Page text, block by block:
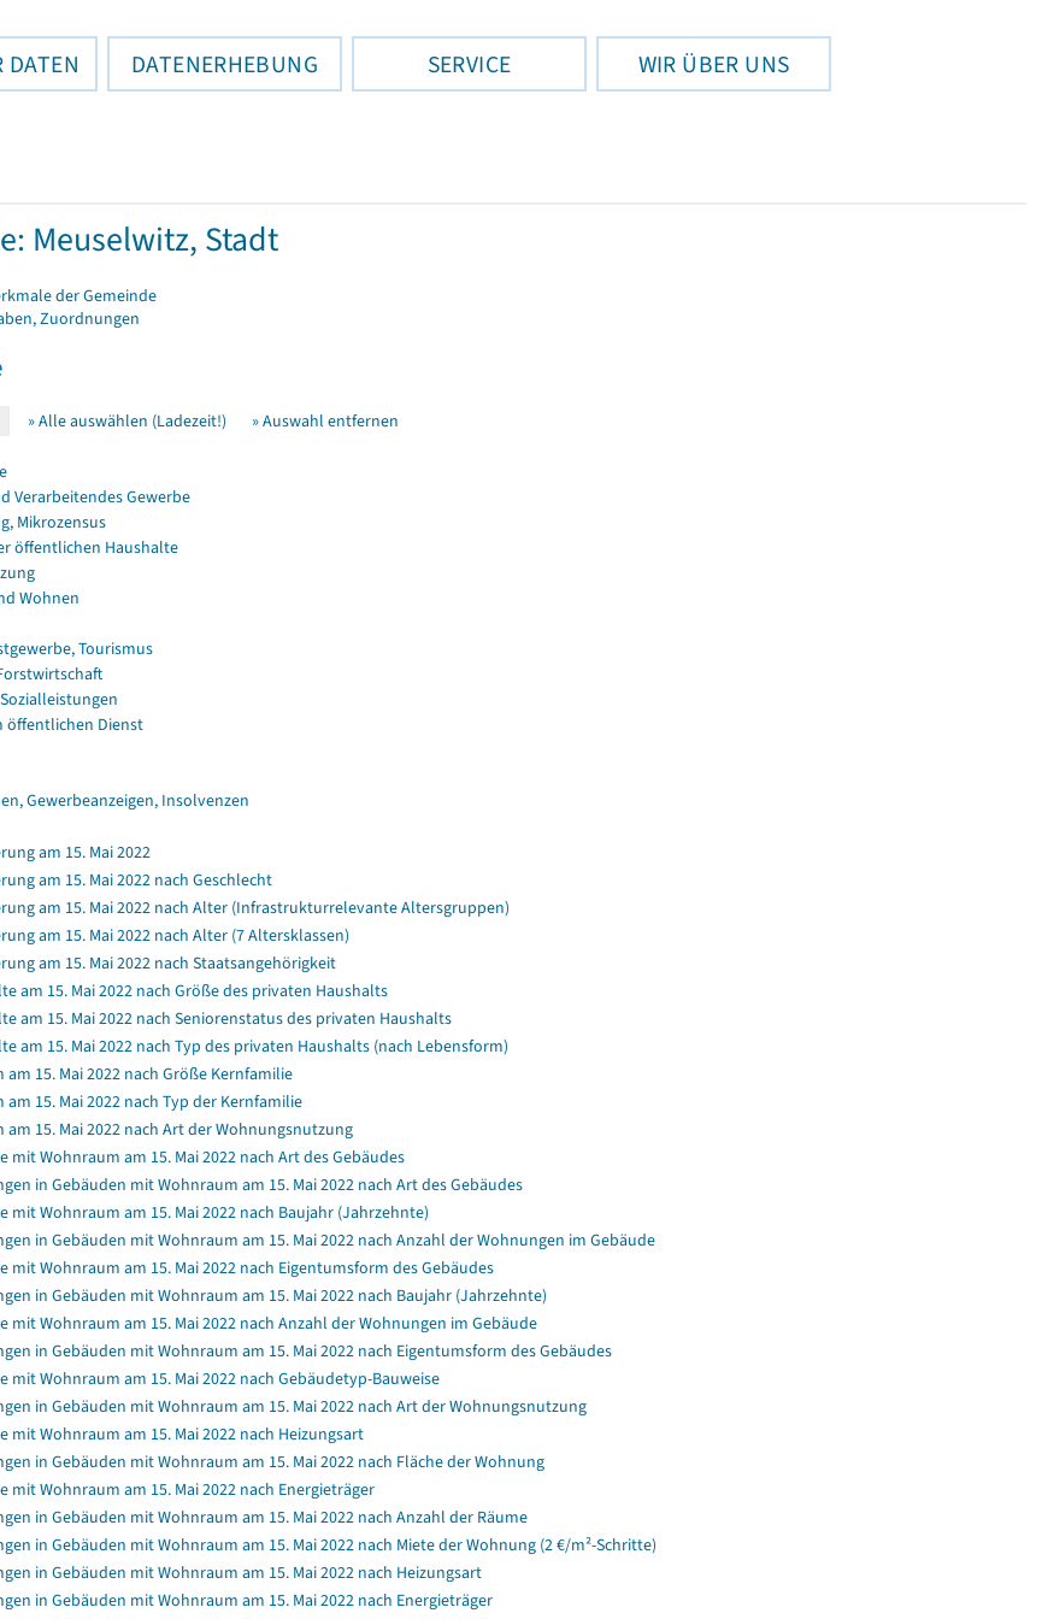
DATEN DATENERHEBUNG SERVICE WIR ÜBER UNS
Meuselwitz, Stadt
der Gemeinde
Zuordnungen
» Alle auswählen (Ladezeit!) » Auswahl entfernen
Verarbeitendes Gewerbe
Mikrozensus
öffentlichen Haushalte
Wohnen
Tourismus
öffentlichen Dienst
Gewerbeanzeigen, Insolvenzen
am 15. Mai 2022
am 15. Mai 2022 nach Geschlecht
am 15. Mai 2022 nach Alter (Infrastrukturrelevante Altersgruppen)
am 15. Mai 2022 nach Alter (7 Altersklassen)
am 15. Mai 2022 nach Staatsangehörigkeit
am 15. Mai 2022 nach Größe des privaten Haushalts
am 15. Mai 2022 nach Seniorenstatus des privaten Haushalts
am 15. Mai 2022 nach Typ des privaten Haushalts (nach Lebensform)
am 15. Mai 2022 nach Größe Kernfamilie
am 15. Mai 2022 nach Typ der Kernfamilie
am 15. Mai 2022 nach Art der Wohnungsnutzung
mit Wohnraum am 15. Mai 2022 nach Art des Gebäudes
in Gebäuden mit Wohnraum am 15. Mai 2022 nach Art des Gebäudes
mit Wohnraum am 15. Mai 2022 nach Baujahr (Jahrzehnte)
in Gebäuden mit Wohnraum am 15. Mai 2022 nach Anzahl der Wohnungen im Gebäude
mit Wohnraum am 15. Mai 2022 nach Eigentumsform des Gebäudes
in Gebäuden mit Wohnraum am 15. Mai 2022 nach Baujahr (Jahrzehnte)
mit Wohnraum am 15. Mai 2022 nach Anzahl der Wohnungen im Gebäude
in Gebäuden mit Wohnraum am 15. Mai 2022 nach Eigentumsform des Gebäudes
mit Wohnraum am 15. Mai 2022 nach Gebäudetyp-Bauweise
in Gebäuden mit Wohnraum am 15. Mai 2022 nach Art der Wohnungsnutzung
mit Wohnraum am 15. Mai 2022 nach Heizungsart
in Gebäuden mit Wohnraum am 15. Mai 2022 nach Fläche der Wohnung
mit Wohnraum am 15. Mai 2022 nach Energieträger
in Gebäuden mit Wohnraum am 15. Mai 2022 nach Anzahl der Räume
in Gebäuden mit Wohnraum am 15. Mai 2022 nach Miete der Wohnung (2 €/m²-Schritte)
in Gebäuden mit Wohnraum am 15. Mai 2022 nach Heizungsart
in Gebäuden mit Wohnraum am 15. Mai 2022 nach Energieträger